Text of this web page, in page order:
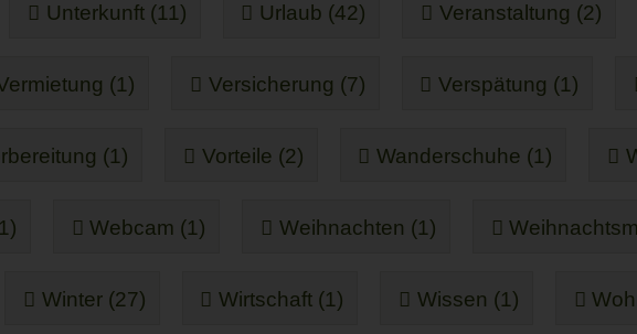
Unterkunft (11) Urlaub (42) Veranstaltung (2)
(1) Versicherung (7) Verspätung (1)
(1) Vorteile (2) Wanderschuhe (1)
Webcam (1) Weihnachten (1)
Winter (27) Wirtschaft (1) Wissen (1)